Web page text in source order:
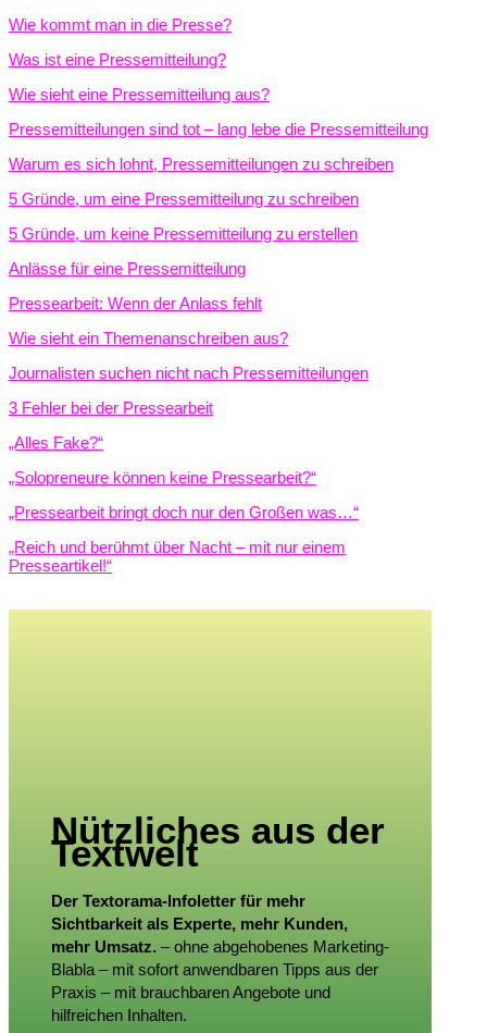
Wie kommt man in die Presse?
Was ist eine Pressemitteilung?
Wie sieht eine Pressemitteilung aus?
Pressemitteilungen sind tot – lang lebe die Pressemitteilung
Warum es sich lohnt, Pressemitteilungen zu schreiben
5 Gründe, um eine Pressemitteilung zu schreiben
5 Gründe, um keine Pressemitteilung zu erstellen
Anlässe für eine Pressemitteilung
Pressearbeit: Wenn der Anlass fehlt
Wie sieht ein Themenanschreiben aus?
Journalisten suchen nicht nach Pressemitteilungen
3 Fehler bei der Pressearbeit
„Alles Fake?“
„Solopreneure können keine Pressearbeit?“
„Pressearbeit bringt doch nur den Großen was…“
„Reich und berühmt über Nacht – mit nur einem
Presseartikel!“
Nützliches aus der
Textwelt
Der Textorama-Infoletter für mehr
Sichtbarkeit als Experte, mehr Kunden,
mehr Umsatz.– ohne abgehobenes Marketing-
Blabla – mit sofort anwendbaren Tipps aus der
Praxis – mit brauchbaren Angebote und
hilfreichen Inhalten.